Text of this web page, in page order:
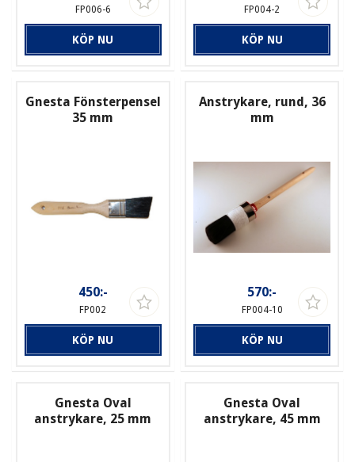
FP006-6
KÖP NU
FP004-2
KÖP NU
Gnesta Fönsterpensel
35 mm
450:-
FP002
KÖP NU
Anstrykare, rund, 36
mm
570:-
FP004-10
KÖP NU
Gnesta Oval
anstrykare, 25 mm
Gnesta Oval
anstrykare, 45 mm